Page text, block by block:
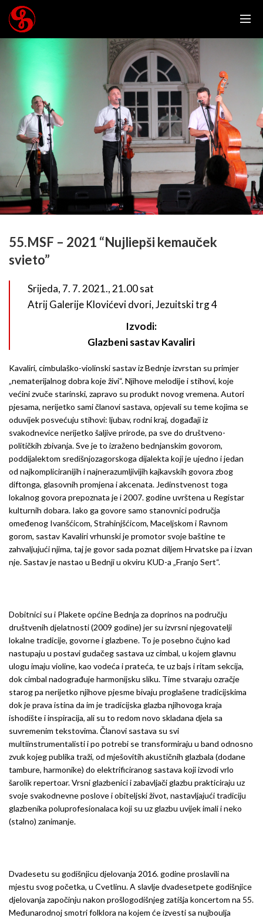
55.MSF – 2021 “Nujliepši kemauček
svieto”
Srijeda, 7. 7. 2021., 21.00 sat
Atrij Galerije Klovićevi dvori, Jezuitski trg 4
Izvodi:
Glazbeni sastav Kavaliri
Kavaliri, cimbulaško-violinski sastav iz Bednje izvrstan su primjer
„nematerijalnog dobra koje živi“. Njihove melodije i stihovi, koje
većini zvuče starinski, zapravo su produkt novog vremena. Autori
pjesama, nerijetko sami članovi sastava, opjevali su teme kojima se
oduvijek posvećuju stihovi: ljubav, rodni kraj, događaji iz
svakodnevice nerijetko šaljive prirode, pa sve do društveno-
političkih zbivanja. Sve je to izraženo bednjanskim govorom,
poddijalektom središnjozagorskoga dijalekta koji je ujedno i jedan
od najkompliciranijih i najnerazumljivijih kajkavskih govora zbog
diftonga, glasovnih promjena i akcenata. Jedinstvenost toga
lokalnog govora prepoznata je i 2007. godine uvrštena u Registar
kulturnih dobara. Iako ga govore samo stanovnici područja
omeđenog Ivanšćicom, Strahinjšćicom, Maceljskom i Ravnom
gorom, sastav Kavaliri vrhunski je promotor svoje baštine te
zahvaljujući njima, taj je govor sada poznat diljem Hrvatske pa i izvan
nje. Sastav je nastao u Bednji u okviru KUD-a „Franjo Sert“.
Dobitnici su i Plakete općine Bednja za doprinos na području
društvenih djelatnosti (2009 godine) jer su izvrsni njegovatelji
lokalne tradicije, govorne i glazbene. To je posebno čujno kad
nastupaju u postavi gudačeg sastava uz cimbal, u kojem glavnu
ulogu imaju violine, kao vodeća i prateća, te uz bajs i ritam sekcija,
dok cimbal nadograđuje harmonijsku sliku. Time stvaraju ozračje
starog pa nerijetko njihove pjesme bivaju proglašene tradicijskima
dok je prava istina da im je tradicijska glazba njihovoga kraja
ishodište i inspiracija, ali su to redom novo skladana djela sa
suvremenim tekstovima. Članovi sastava su svi
multiinstrumentalisti i po potrebi se transformiraju u band odnosno
zvuk kojeg publika traži, od mješovitih akustičnih glazbala (dodane
tambure, harmonike) do elektrificiranog sastava koji izvodi vrlo
šarolik repertoar. Vrsni glazbenici i zabavljači glazbu prakticiraju uz
svoje svakodnevne poslove i obiteljski život, nastavljajući tradiciju
glazbenika poluprofesionalaca koji su uz glazbu uvijek imali i neko
(stalno) zanimanje.
Dvadesetu su godišnjicu djelovanja 2016. godine proslavili na
mjestu svog početka, u Cvetlinu. A slavlje dvadesetpete godišnjice
djelovanja započinju nakon prošlogodišnjeg zatišja koncertom na 55.
Međunarodnoj smotri folklora na kojem će izvesti sa nujboulja